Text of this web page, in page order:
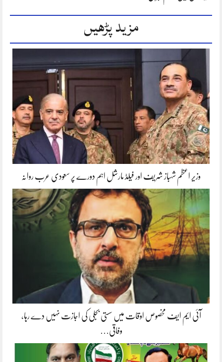
مزید پڑھیں
وزیر اعظم شہباز شریف اور فیلڈ مارشل اہم دورے پر سعودی عرب روانہ
آئی ایم ایف مخصوص اوقات میں سستی بجلی کی اجازت نہیں دے رہا،
وفاقی…